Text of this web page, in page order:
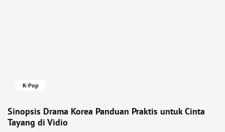
K-Pop
Sinopsis Drama Korea Panduan Praktis untuk Cinta
Tayang di Vidio